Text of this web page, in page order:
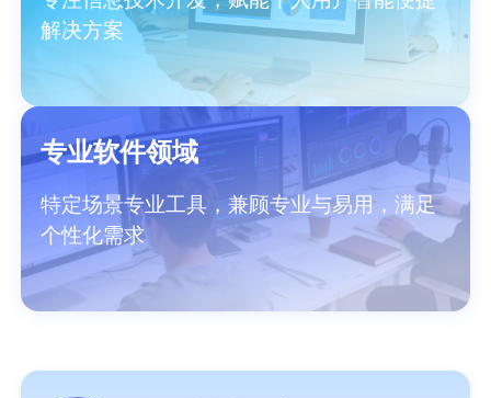
解决方案
专业软件领域
特定场景专业工具，兼顾专业与易用，满足
个性化需求